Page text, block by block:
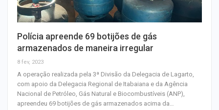
Polícia apreende 69 botijões de gás
armazenados de maneira irregular
8 fev, 2023
A operação realizada pela 3ª Divisão da Delegacia de Lagarto,
com apoio da Delegacia Regional de Itabaiana e da Agência
Nacional de Petróleo, Gás Natural e Biocombustíveis (ANP),
apreendeu 69 botijões de gás armazenados acima da…